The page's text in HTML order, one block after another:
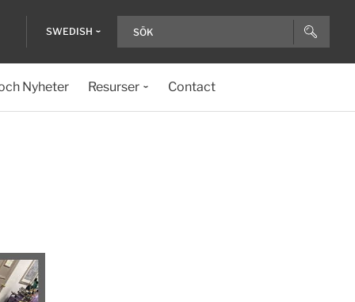
SWEDISH
Nyheter Resurser Contact